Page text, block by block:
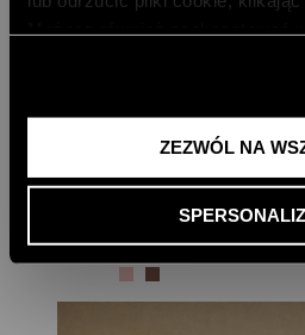
ZEZWÓL NA
SUKIENKA LNIANA MIDI Z PASKIEM
375,00 PLN
469,00 PLN
-10% PRZY ZAKUPIE ZA 500 PLN -